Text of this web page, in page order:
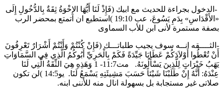
-الدخول بجراءة للحديث مع ابيك (فَإِذْ لَنَا أَيُّهَا الإِخْوَةُ ثِقَةٌ بِالدُّخُولِ إِلَى
«الأَقْدَاسِ» بِدَمِ يَسُوعَ، عب 19:10 )استطيع ان اتمتع بمحضر الرب
بصفة مستمرة لأنى ابن للأب السماوى
-الثــــقه انــه سوف يجيب طلباتـــك (فَإِنْ كُنْتُمْ وَأَنْتُمْ أَشْرَارٌ تَعْرِفُونَ
أَنْ تُعْطُوا أَوْلاَدَكُمْ عَطَايَا جَيِّدَةً فَكَمْ بِالْحَرِيِّ أَبُوكُمُ الَّذِي فِي السَّمَاوَاتِ
يَهَبُ خَيْرَاتٍ لِلَّذِينَ يَسْأَلُونَهُ. مت11:7- 1 وَهَذِهِ هِيَ الثِّقَةُ الَّتِي لَنَا
عِنْدَهُ: أَنَّهُ إِنْ طَلَبْنَا شَيْئاً حَسَبَ مَشِيئَتِهِ يَسْمَعُ لَنَا. يو14:5 )لن تكون
صلاتى غير مستجابة بل بسهولة انال منه للأننى ابنه.